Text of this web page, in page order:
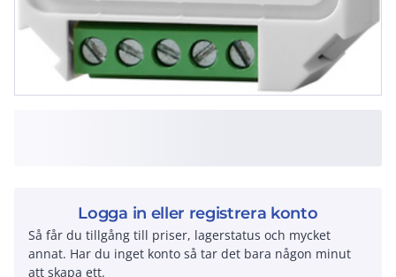
Logga in eller registrera konto
Så får du tillgång till priser, lagerstatus och mycket
annat. Har du inget konto så tar det bara någon minut
att skapa ett.